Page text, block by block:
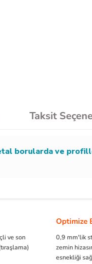
Taksit
borularda ve
ve son
Optimize
0,9 mm'lik
zemin
esnekliği